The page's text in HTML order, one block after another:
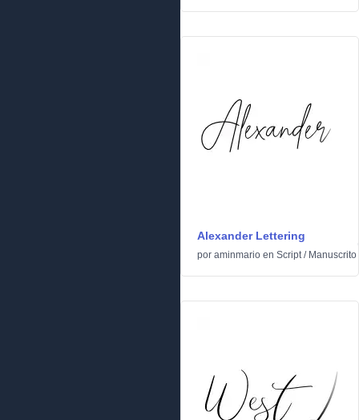
Alexander Lettering
por aminmario en Script/ Manuscrito